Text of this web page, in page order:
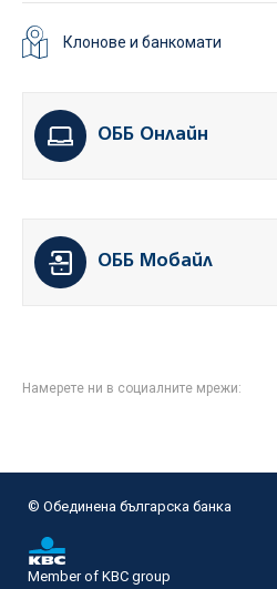
Клонове и банкомати
ОББ Онлайн
ОББ Мобайл
Намерете ни в социалните мрежи:
© Oбединена българска банка
Member of KBC group